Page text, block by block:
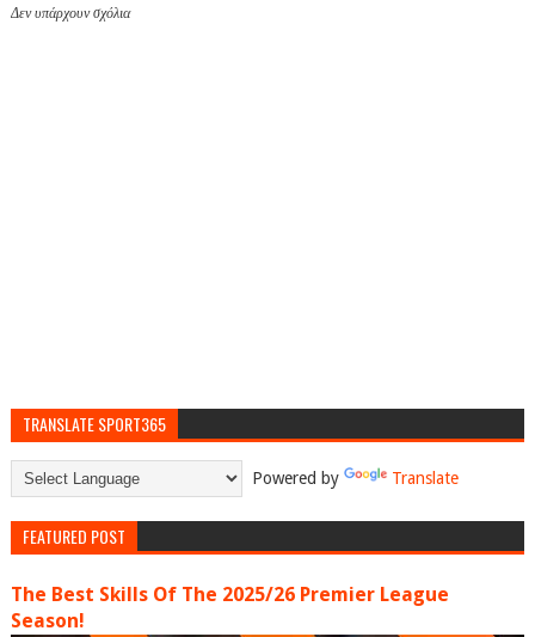
Δεν υπάρχουν σχόλια
TRANSLATE SPORT365
Powered by Translate
FEATURED POST
The Best Skills Of The 2025/26 Premier League
Season!